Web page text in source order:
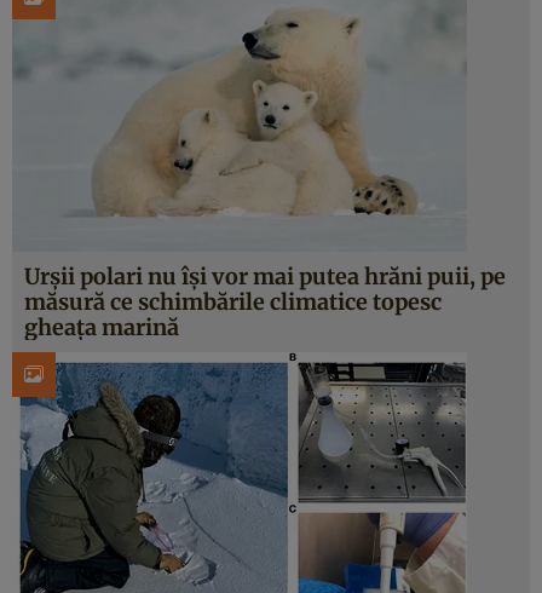
Urșii polari nu își vor mai putea hrăni puii, pe
măsură ce schimbările climatice topesc
gheața marină